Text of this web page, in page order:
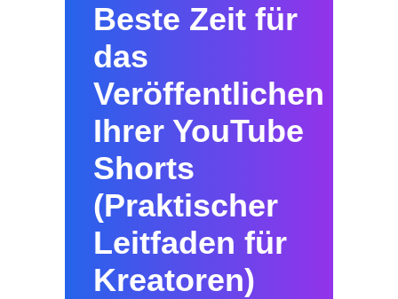
Beste Zeit für
das
Veröffentlichen
Ihrer YouTube
Shorts
(Praktischer
Leitfaden für
Kreatoren)